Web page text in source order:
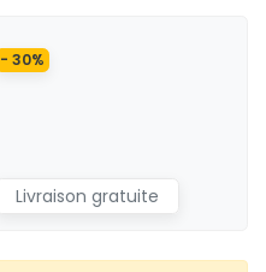
- 30%
Livraison gratuite